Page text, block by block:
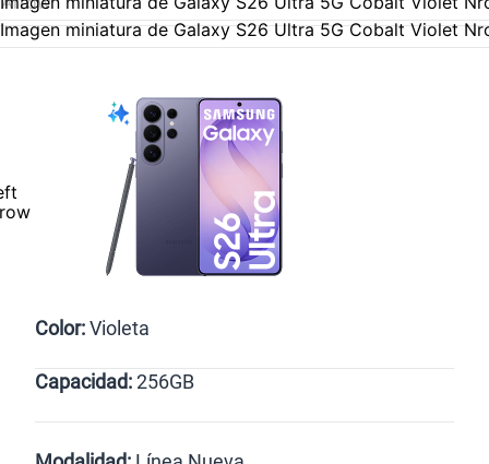
Color:Violeta
Negro
Capacidad:256GB
256GB